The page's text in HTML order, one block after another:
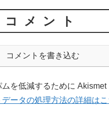
コメント
コメントを書き込む
を低減するために Akismet
データの処理方法の詳細は